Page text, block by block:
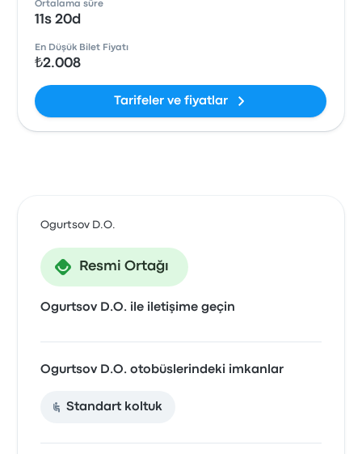
Ortalama süre
11s 20d
En Düşük Bilet Fiyatı
₺2.008
Tarifeler ve fiyatlar
Ogurtsov D.O.
Resmi Ortağı
Ogurtsov D.O. ile iletişime geçin
Ogurtsov D.O. otobüslerindeki imkanlar
Standart koltuk